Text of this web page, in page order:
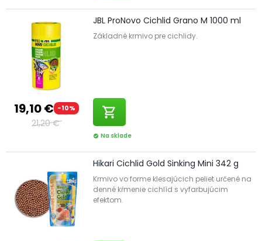
19,10 € -10%
21,20 €
JBL ProNovo Cichlid Grano M 1000 ml
Základné krmivo pre cichlidy.
shopping_cart
check_circle Na sklade
Hikari Cichlid Gold Sinking Mini 342 g
Krmivo vo forme klesajúcich peliet určené na
denné kŕmenie cichlíd s vyfarbujúcim
efektom.